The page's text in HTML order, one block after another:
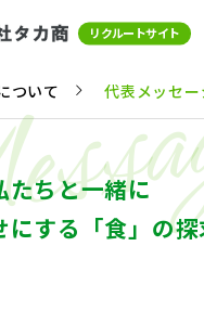
代表メッセージ
ついて 代表メッセー
たちと一緒に
にする「食」の